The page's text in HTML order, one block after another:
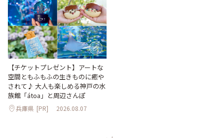
【チケットプレゼント】アートな
空間ともふもふの生きものに癒や
されて♪ 大人も楽しめる神戸の水
族館「átoa」と周辺さんぽ
兵庫県 [PR] 2026.08.07